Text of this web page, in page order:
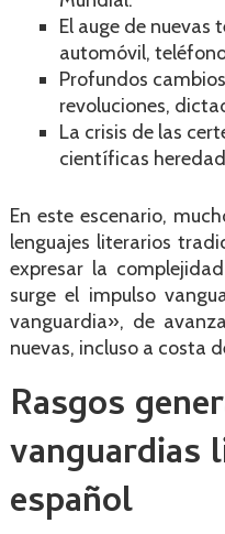
El auge de nuevas
automóvil,
Profundos
revoluciones,
La crisis de las
científicas
En este escenario,
lenguajes literarios
expresar la
surge el impulso
vanguardia», de
nuevas, incluso a costa
Rasgos
vanguardias
español